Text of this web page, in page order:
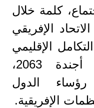
كلمة خلال
الإفريقي
الإقليمي
والقاري تحت مظلة أجندة 2063،
الدول
الإفريقية.